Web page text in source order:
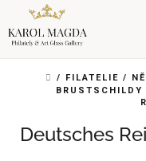
obsah
DOMŮ
/ FILATELIE /
BRUSTSCHILDY
Deutsches